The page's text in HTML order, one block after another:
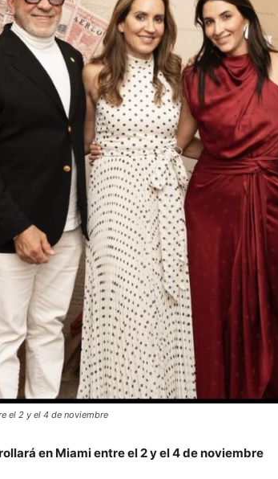
el 2 y el 4 de noviembre
en Miami entre el 2 y el 4 de noviembre